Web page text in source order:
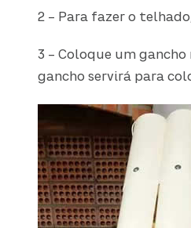
2 – Para fazer o
3 – Coloque um
gancho servirá para